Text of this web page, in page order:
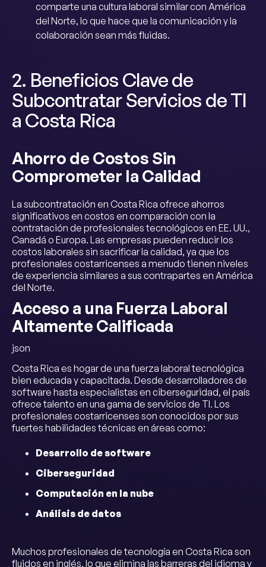
comparte una cultura laboral similar con América
del Norte, lo que hace que la comunicación y la
colaboración sean más fluidas.
2. Beneficios Clave de
Subcontratar Servicios de TI
a Costa Rica
Ahorro de Costos Sin
Comprometer la Calidad
La subcontratación en Costa Rica ofrece ahorros
significativos en costos en comparación con la
contratación de profesionales tecnológicos en EE. UU.,
Canadá o Europa. Las empresas pueden reducir los
costos laborales sin sacrificar la calidad, ya que los
profesionales costarricenses a menudo tienen niveles
de experiencia similares a sus contrapartes en América
del Norte.
Acceso a una Fuerza Laboral
Altamente Calificada
json
Costa Rica es hogar de una fuerza laboral tecnológica
bien educada y capacitada. Desde desarrolladores de
software hasta especialistas en ciberseguridad, el país
ofrece talento en una gama de servicios de TI. Los
profesionales costarricenses son conocidos por sus
fuertes habilidades técnicas en áreas como:
Desarrollo de software
Ciberseguridad
Computación en la nube
Análisis de datos
Muchos profesionales de tecnología en Costa Rica son
fluidos en inglés, lo que elimina las barreras del idioma y